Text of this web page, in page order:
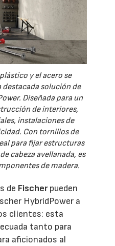
y el acero se
solución de
Diseñada para un
de interiores,
instalaciones de
Con tornillos de
para fijar estructuras
cabeza avellanada, es
de madera.
de Fischerpueden
HybridPower a
clientes: esta
tanto para
aficionados al